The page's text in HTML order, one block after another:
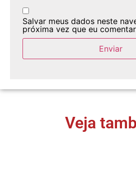
Salvar meus dados neste
próxima vez que eu
Veja